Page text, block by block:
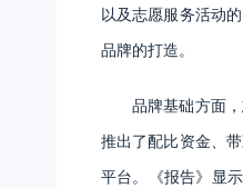
以及志愿服务活动
品牌的打造。
品牌基础方面
推出了配比资金、
平台。《报告》显